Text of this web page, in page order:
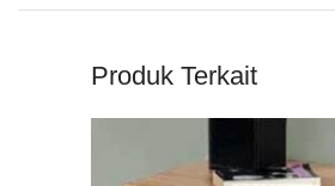
Produk Terkait